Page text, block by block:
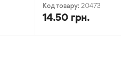
Код товару: 20473
14.50 грн.